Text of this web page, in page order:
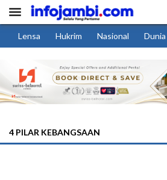

Lensa Hukrim Nasional Dunia
4 PILAR KEBANGSAAN